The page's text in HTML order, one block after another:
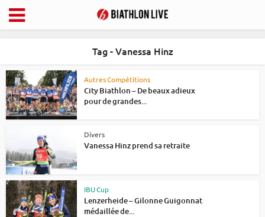
Tag - Vanessa Hinz
Autres Compétitions
City Biathlon – De beaux adieux
pour de grandes...
Divers
Vanessa Hinz prend sa retraite
IBU Cup
Lenzerheide – Gilonne Guigonnat
médaillée de...